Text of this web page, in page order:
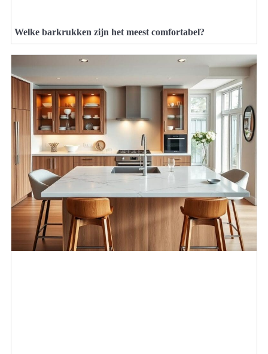
Welke barkrukken zijn het meest comfortabel?